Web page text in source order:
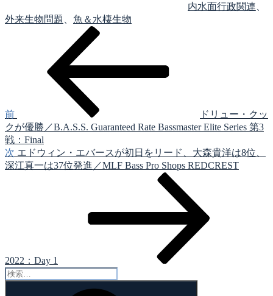
内水面行政関連
外来生物問題
魚＆水棲生物
ゲ
ー
シ
ョ
前
ドリュー・クッ
クが優勝／B.A.S.S. Guaranteed Rate Bassmaster Elite Series 第3
戦：Final
次
の
次 エドウィン・エバースが初日をリード、大森貴洋は8位、
深江真一は37位発進／MLF Bass Pro Shops REDCREST
2022：Day 1
検